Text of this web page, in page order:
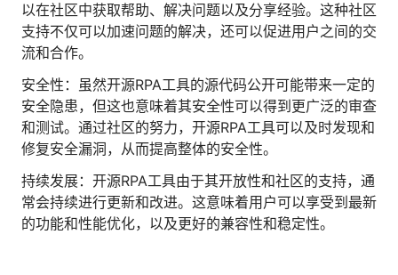
以在社区中获取帮助、解决问题以及分享经验。这种社区
支持不仅可以加速问题的解决，还可以促进用户之间的交
流和合作。
安全性：虽然开源RPA工具的源代码公开可能带来一定的
安全隐患，但这也意味着其安全性可以得到更广泛的审查
和测试。通过社区的努力，开源RPA工具可以及时发现和
修复安全漏洞，从而提高整体的安全性。
持续发展：开源RPA工具由于其开放性和社区的支持，通
常会持续进行更新和改进。这意味着用户可以享受到最新
的功能和性能优化，以及更好的兼容性和稳定性。